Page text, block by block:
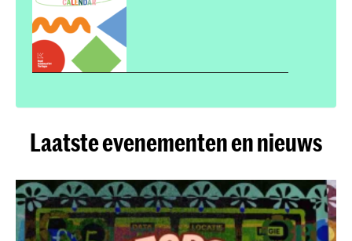
Laatste evenementen en nieuws